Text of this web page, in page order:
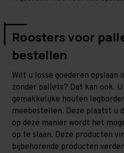
Roosters voor
bestellen
Wilt u losse goederen opslaan
zonder pallets? Dat kan ook.
gemakkelijke houten
meebestellen. Deze plaatst u
op deze manier wordt het
op te slaan. Deze producten
bijbehorende producten